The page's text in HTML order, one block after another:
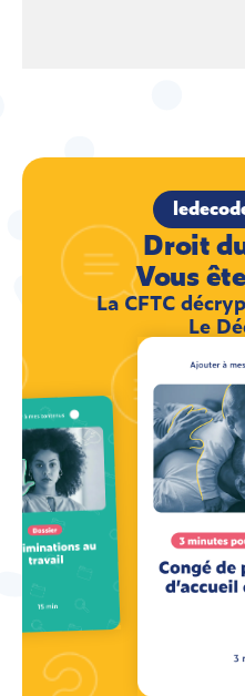
Droit
Vous
La CFTC
Le